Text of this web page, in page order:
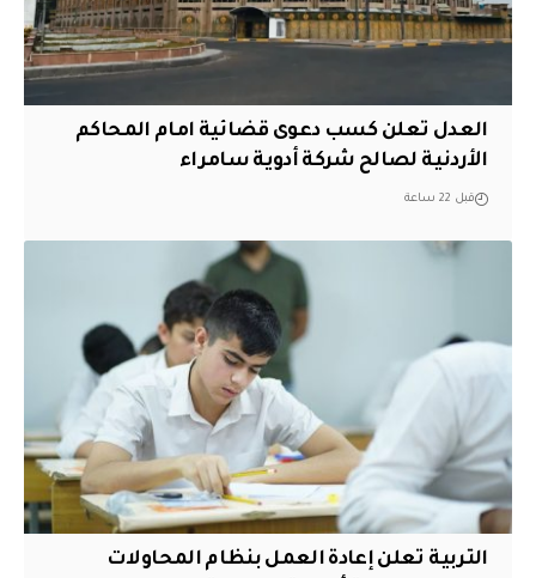
العدل تعلن كسب دعوى قضائية امام المحاكم
الأردنية لصالح شركة أدوية سامراء
قبل 22 ساعة
التربية تعلن إعادة العمل بنظام المحاولات